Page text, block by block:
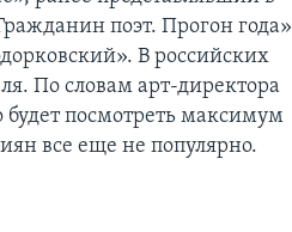
поэт. Прогон года»
В российских
По словам арт-директора
посмотреть максимум
все еще не популярно.